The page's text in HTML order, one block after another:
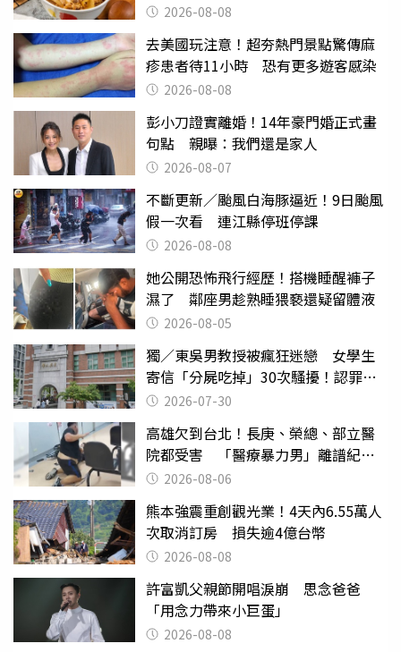
2026-08-08
去美國玩注意！超夯熱門景點驚傳麻
疹患者待11小時 恐有更多遊客感染
2026-08-08
彭小刀證實離婚！14年豪門婚正式畫
句點 親曝：我們還是家人
2026-08-07
不斷更新／颱風白海豚逼近！9日颱風
假一次看 連江縣停班停課
2026-08-08
她公開恐怖飛行經歷！搭機睡醒褲子
濕了 鄰座男趁熟睡猥褻還疑留體液
2026-08-05
獨／東吳男教授被瘋狂迷戀 女學生
寄信「分屍吃掉」30次騷擾！認罪免
關 2026-07-30
高雄欠到台北！長庚、榮總、部立醫
院都受害 「醫療暴力男」離譜紀錄
曝光2026-08-06
熊本強震重創觀光業！4天內6.55萬人
次取消訂房 損失逾4億台幣
2026-08-08
許富凱父親節開唱淚崩 思念爸爸
「用念力帶來小巨蛋」
2026-08-08